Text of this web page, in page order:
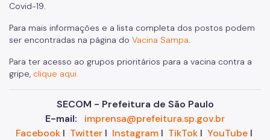
Covid-19.
Para mais informações e a lista completa dos postos podem
ser encontradas na página do Vacina Sampa.
Para ter acesso ao grupos prioritários para a vacina contra a
gripe, clique aqui.
SECOM - Prefeitura de São Paulo
E-mail:
imprensa@prefeitura.sp.gov.br
FacebookI TwitterI InstagramI TikTokI YouTubeI